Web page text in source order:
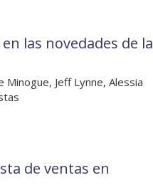
las novedades de la
Minogue, Jeff Lynne, Alessia
de ventas en